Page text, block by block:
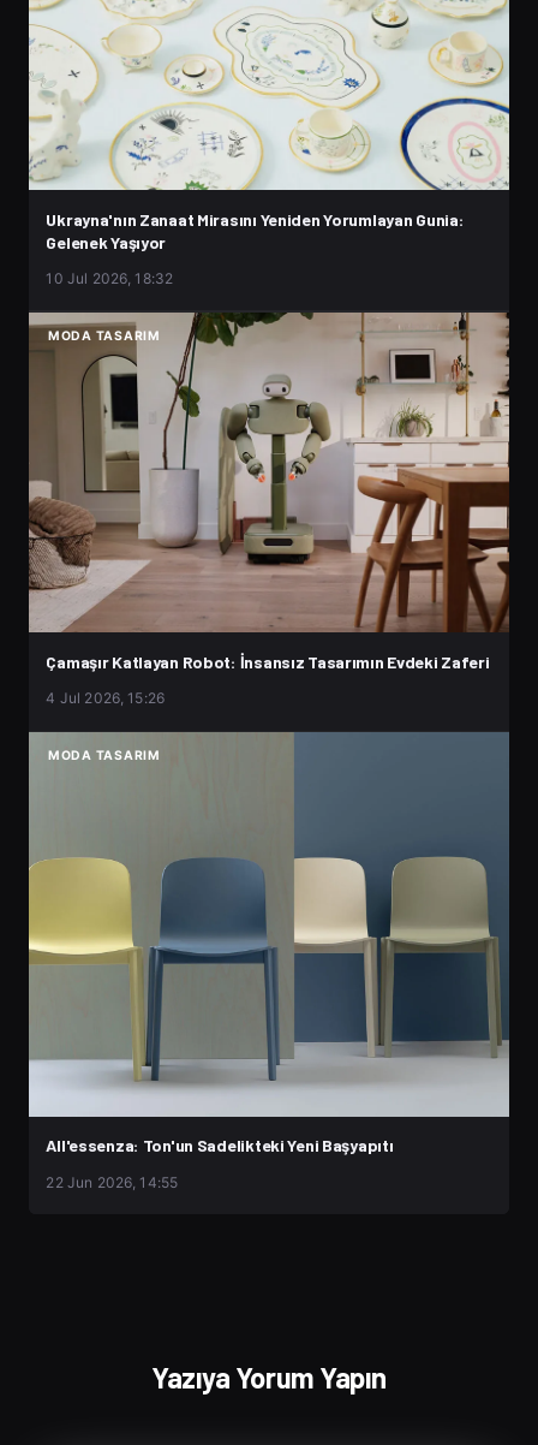
Ukrayna'nın Zanaat Mirasını Yeniden Yorumlayan Gunia:
Gelenek Yaşıyor
10 Jul 2026, 18:32
MODA TASARIM
Çamaşır Katlayan Robot: İnsansız Tasarımın Evdeki Zaferi
4 Jul 2026, 15:26
MODA TASARIM
All'essenza: Ton'un Sadelikteki Yeni Başyapıtı
22 Jun 2026, 14:55
Yazıya Yorum Yapın